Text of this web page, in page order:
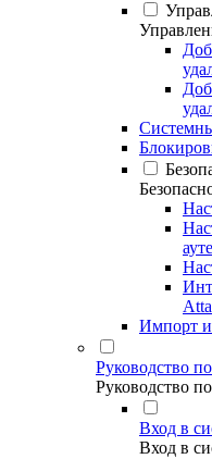
Импорт
Руководство
Руководство
Вход в
Вход в